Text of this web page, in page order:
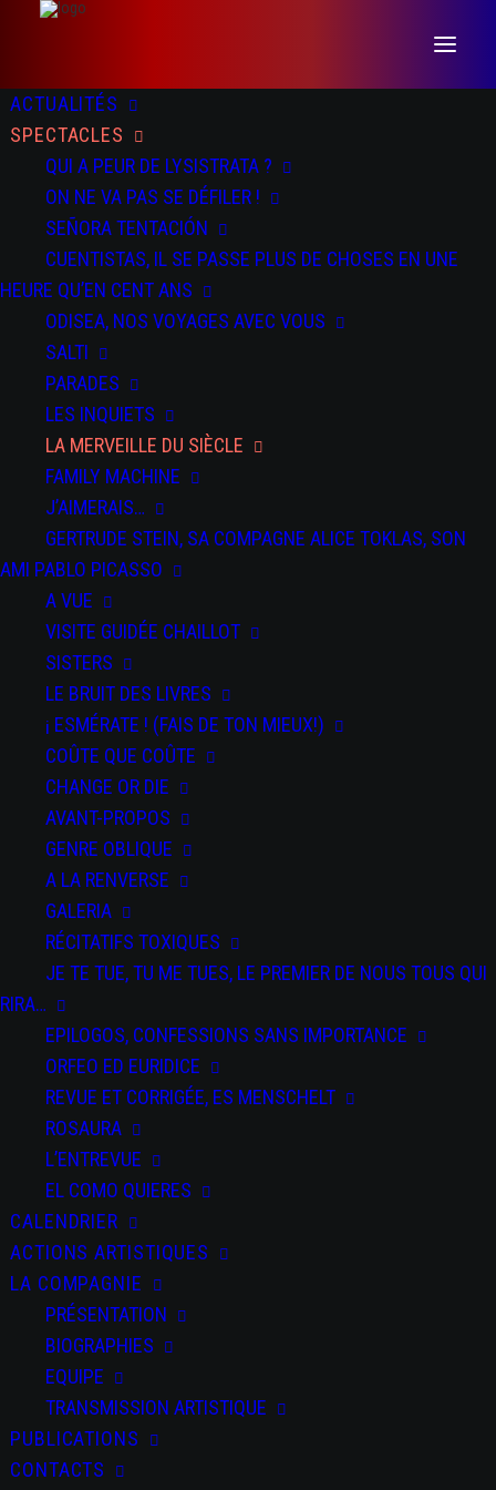
ACTUALITÉS
SPECTACLES
QUI A PEUR DE LYSISTRATA ?
ON NE VA PAS SE DÉFILER !
SEÑORA TENTACIÓN
CUENTISTAS, IL SE PASSE PLUS DE CHOSES EN UNE
HEURE QU’EN CENT ANS
ODISEA, NOS VOYAGES AVEC VOUS
SALTI
PARADES
LES INQUIETS
LA MERVEILLE DU SIÈCLE
FAMILY MACHINE
J’AIMERAIS…
GERTRUDE STEIN, SA COMPAGNE ALICE TOKLAS, SON
AMI PABLO PICASSO
A VUE
VISITE GUIDÉE CHAILLOT
SISTERS
LE BRUIT DES LIVRES
¡ ESMÉRATE ! (FAIS DE TON MIEUX!)
COÛTE QUE COÛTE
CHANGE OR DIE
AVANT-PROPOS
GENRE OBLIQUE
A LA RENVERSE
GALERIA
RÉCITATIFS TOXIQUES
JE TE TUE, TU ME TUES, LE PREMIER DE NOUS TOUS QUI
RIRA…
EPILOGOS, CONFESSIONS SANS IMPORTANCE
ORFEO ED EURIDICE
REVUE ET CORRIGÉE, ES MENSCHELT
ROSAURA
L’ENTREVUE
EL COMO QUIERES
CALENDRIER
ACTIONS ARTISTIQUES
LA COMPAGNIE
PRÉSENTATION
BIOGRAPHIES
EQUIPE
TRANSMISSION ARTISTIQUE
PUBLICATIONS
CONTACTS